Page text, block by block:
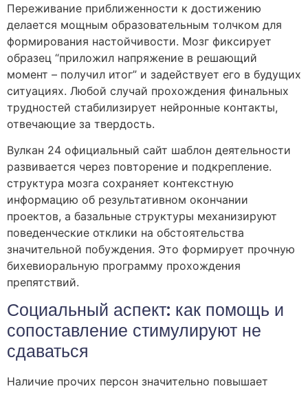
Переживание приближенности к достижению
делается мощным образовательным толчком для
формирования настойчивости. Мозг фиксирует
образец “приложил напряжение в решающий
момент – получил итог” и задействует его в будущих
ситуациях. Любой случай прохождения финальных
трудностей стабилизирует нейронные контакты,
отвечающие за твердость.
Вулкан 24 официальный сайт шаблон деятельности
развивается через повторение и подкрепление.
структура мозга сохраняет контекстную
информацию об результативном окончании
проектов, а базальные структуры механизируют
поведенческие отклики на обстоятельства
значительной побуждения. Это формирует прочную
бихевиоральную программу прохождения
препятствий.
Социальный аспект: как помощь и
сопоставление стимулируют не
сдаваться
Наличие прочих персон значительно повышает